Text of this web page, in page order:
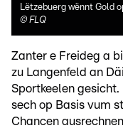
Lëtzebuerg wënnt Gold
© FLQ
Zanter e Freideg a
zu Langenfeld an
Sportkeelen gesicht.
sech op Basis vum
Chancen